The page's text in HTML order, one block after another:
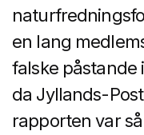
en lang
falske påstande
da Jyllands-
rapporten var